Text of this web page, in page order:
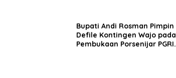
Bupati Andi Rosman Pimpin
Defile Kontingen Wajo pada
Pembukaan Porsenijar PGRI